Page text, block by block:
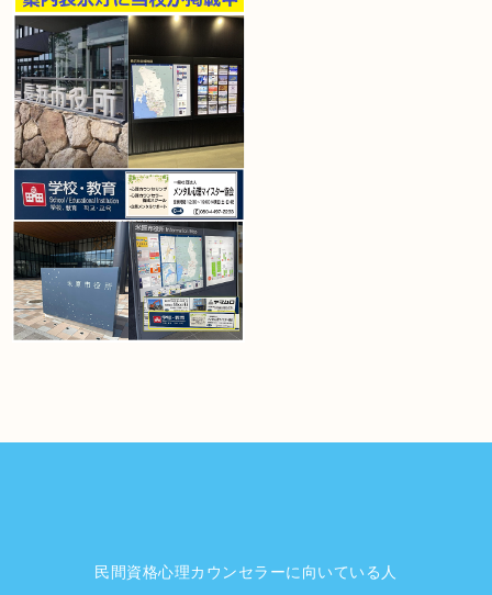
民間資格心理カウンセラーに向いている人